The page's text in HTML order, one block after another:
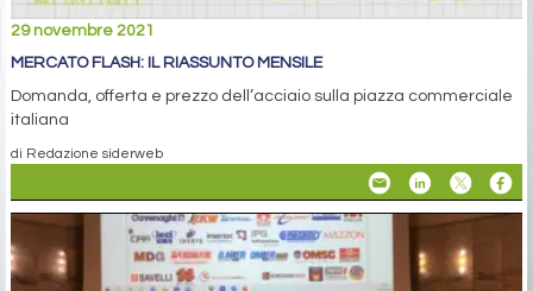
29 novembre 2021
MERCATO FLASH: IL RIASSUNTO MENSILE
Domanda, offerta e prezzo dell’acciaio sulla piazza commerciale
italiana
di Redazione siderweb